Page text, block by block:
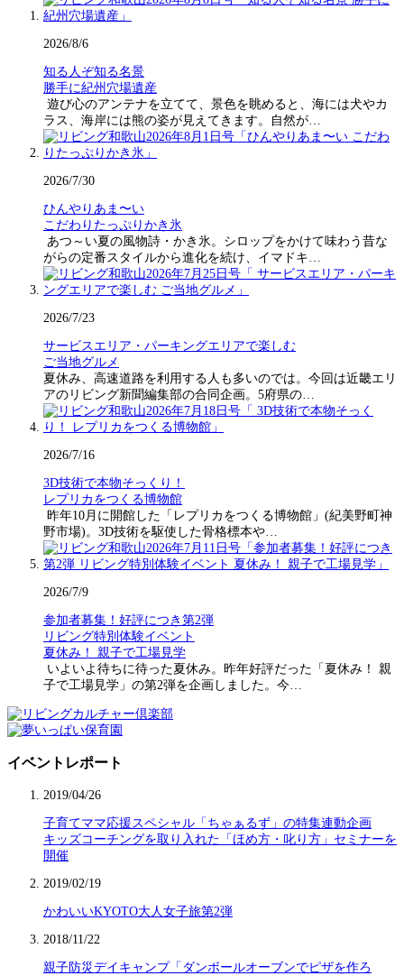
2026/8/6
知る人ぞ知る名景
勝手に紀州穴場遺産
遊び心のアンテナを立てて、景色を眺めると、海には犬やカ
ラス、海岸には熊の姿が見えてきます。自然が…
2026/7/30
ひんやりあま〜い
こだわりたっぷりかき氷
あつ～い夏の風物詩・かき氷。シロップをかけて味わう昔な
がらの定番スタイルから進化を続け、イマドキ…
2026/7/23
サービスエリア・パーキングエリアで楽しむ
ご当地グルメ
夏休み、高速道路を利用する人も多いのでは。今回は近畿エリ
アのリビング新聞編集部の合同企画。5府県の…
2026/7/16
3D技術で本物そっくり！
レプリカをつくる博物館
昨年10月に開館した「レプリカをつくる博物館」(紀美野町神
野市場)。3D技術を駆使した骨格標本や…
2026/7/9
参加者募集！好評につき第2弾
リビング特別体験イベント
夏休み！ 親子で工場見学
いよいよ待ちに待った夏休み。昨年好評だった「夏休み！ 親
子で工場見学」の第2弾を企画しました。今…
イベントレポート
2019/04/26
子育てママ応援スペシャル「ちゃぁるず」の特集連動企画
キッズコーチングを取り入れた「ほめ方・叱り方」セミナーを
開催
2019/02/19
かわいいKYOTO大人女子旅第2弾
2018/11/22
親子防災デイキャンプ「ダンボールオーブンでピザを作ろ